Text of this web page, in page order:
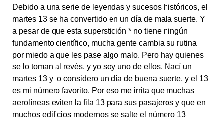
Debido a una serie de leyendas y sucesos históricos, el
martes 13 se ha convertido en un día de mala suerte. Y
a pesar de que esta superstición * no tiene ningún
fundamento científico, mucha gente cambia su rutina
por miedo a que les pase algo malo. Pero hay quienes
se lo toman al revés, y yo soy uno de ellos. Nací un
martes 13 y lo considero un día de buena suerte, y el 13
es mi número favorito. Por eso me irrita que muchas
aerolíneas eviten la fila 13 para sus pasajeros y que en
muchos edificios modernos se salte el número 13